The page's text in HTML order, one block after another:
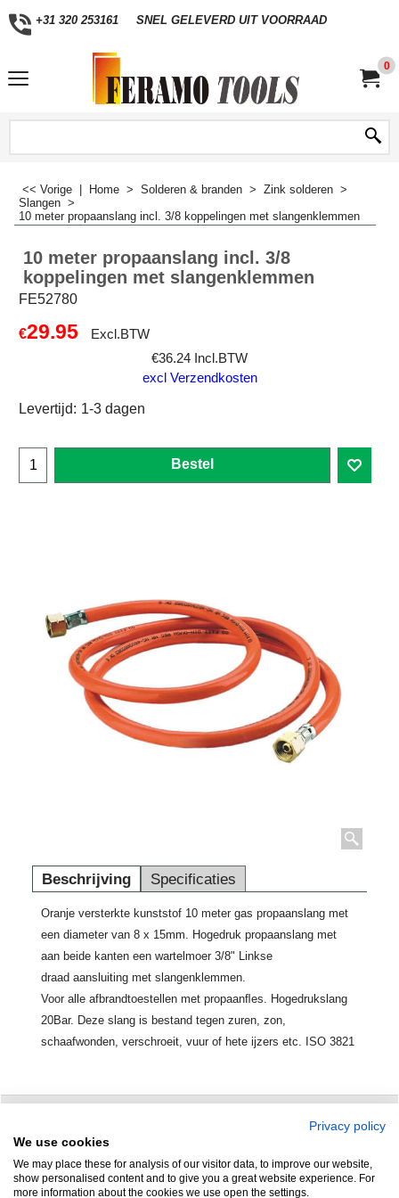
+31 320 253161 SNEL GELEVERD UIT VOORRAAD
0
<< Vorige Home > Solderen & branden > Zink solderen >
Slangen >
10 meter propaanslang incl. 3/8 koppelingen met slangenklemmen
10 meter propaanslang incl. 3/8
koppelingen met slangenklemmen
FE52780
€29.95
Excl.BTW
€36.24 Incl.BTW
excl Verzendkosten
Levertijd: 1-3 dagen
Bestel
Beschrijving Specificaties
Oranje versterkte kunststof 10 meter gas propaanslang met
een diameter van 8 x 15mm. Hogedruk propaanslang met
aan beide kanten een wartelmoer 3/8" Linkse
draad aansluiting met slangenklemmen.
Voor alle afbrandtoestellen met propaanﬂes. Hogedrukslang
20Bar. Deze slang is bestand tegen zuren, zon,
schaafwonden, verschroeit, vuur of hete ijzers etc. ISO 3821
Zuidersluisweg 42
8243 RC Lelystad
Tel: +31(0)320
Privacy policy
We use cookies
We may place these for analysis of our visitor data, to improve our website,
show personalised content and to give you a great website experience. For
more information about the cookies we use open the settings.